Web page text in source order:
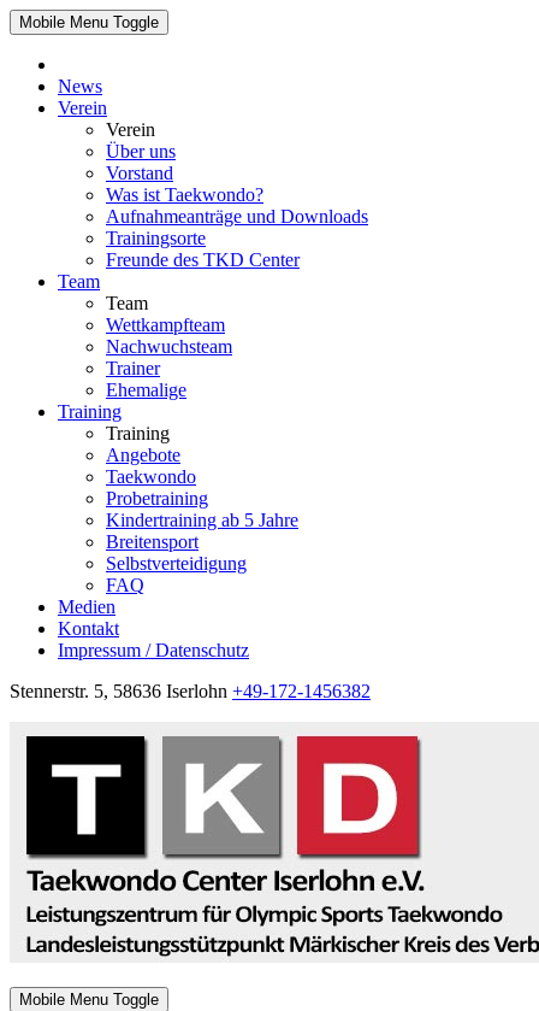
Mobile Menu Toggle
News
Verein
Verein
Über uns
Vorstand
Was ist Taekwondo?
Aufnahmeanträge und Downloads
Trainingsorte
Freunde des TKD Center
Team
Team
Wettkampfteam
Nachwuchsteam
Trainer
Ehemalige
Training
Training
Angebote
Taekwondo
Probetraining
Kindertraining ab 5 Jahre
Breitensport
Selbstverteidigung
FAQ
Medien
Kontakt
Impressum / Datenschutz
Stennerstr. 5, 58636 Iserlohn +49-172-1456382
Mobile Menu Toggle